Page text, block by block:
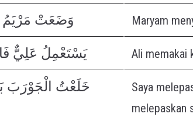
وَضَعَتْ مَرْيَمُ Maryam
يَسْتَعْمِلُ عَلِيٌّ Ali memakai
خَلَعْتُ الْجَوْرَبَ
Saya
melepaskan